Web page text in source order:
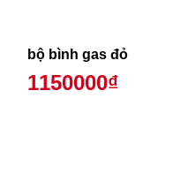
bộ bình gas đỏ
1150000₫